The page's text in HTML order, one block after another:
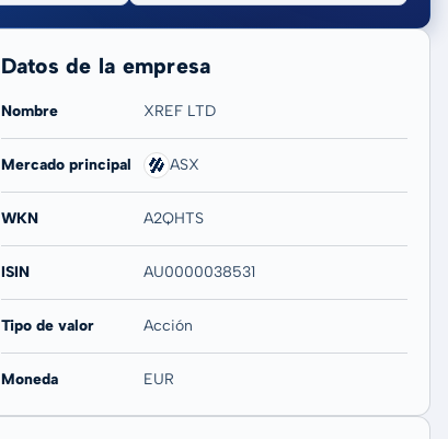
-
Datos de la empresa
Nombre XREF LTD
Mercado principal ASX
WKN A2QHTS
ISIN AU0000038531
Tipo de valor Acción
Moneda EUR